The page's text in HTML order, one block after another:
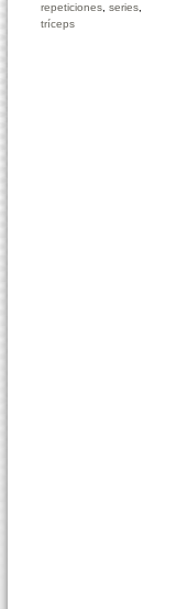
repeticiones series
tríceps